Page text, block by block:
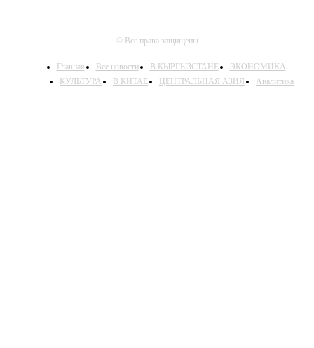
© Все права защищены
Главная Все новости В КЫРГЫЗСТАНЕ
ЭКОНОМИКА
КУЛЬТУРА
В КИТАЕ ЦЕНТРАЛЬНАЯ АЗИЯ Аналитика